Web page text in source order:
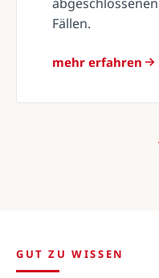
Fällen.
mehr erfahren
GUT ZU WISSEN